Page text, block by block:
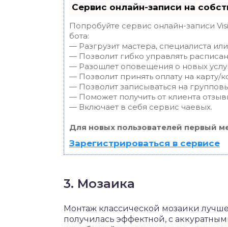
Сервис онлайн-записи на
Попробуйте сервис онлайн-записи
бота:
— Разгрузит мастера, специалиста
— Позволит гибко управлять
— Разошлет оповещения о новых
— Позволит принять оплату на карту/
— Позволит записываться на
— Поможет получить от клиента
— Включает в себя сервис чаевых.
Для новых пользователей первый
Зарегистрироваться в сервисе
3. Мозаика
Монтаж классической мозаики
получилась эффектной, с